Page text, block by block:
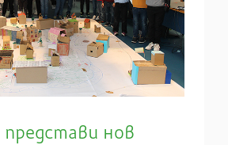
представи нов